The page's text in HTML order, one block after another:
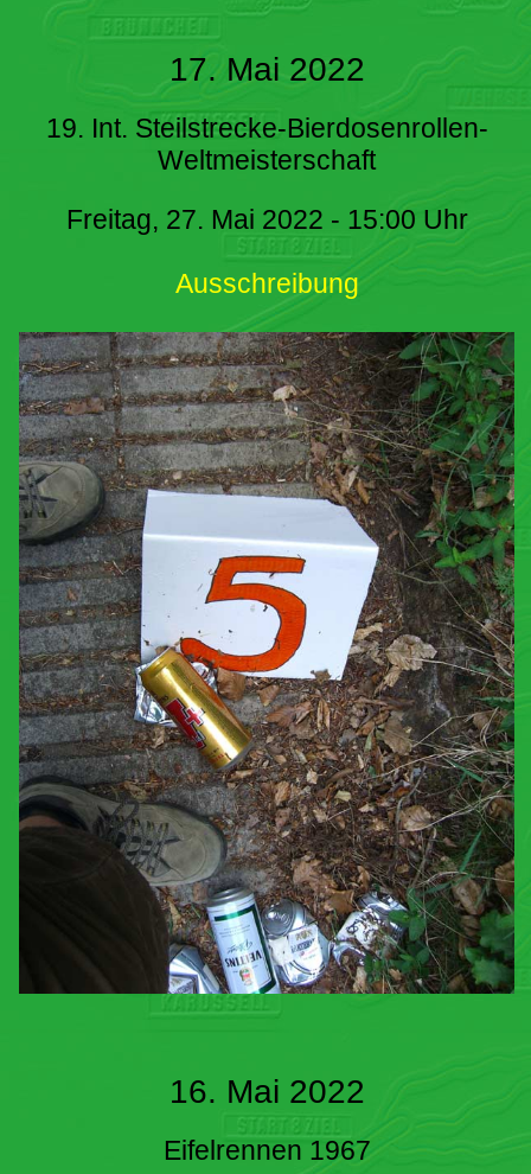
17. Mai 2022
19. Int. Steilstrecke-Bierdosenrollen-
Weltmeisterschaft
Freitag, 27. Mai 2022 - 15:00 Uhr
Ausschreibung
16. Mai 2022
Eifelrennen 1967